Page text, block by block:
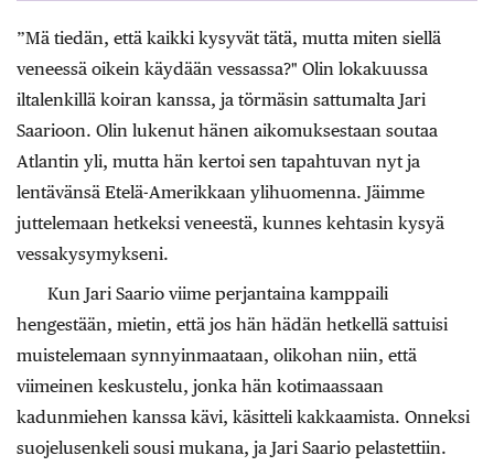
”Mä tiedän, että kaikki kysyvät tätä, mutta miten siellä
veneessä oikein käydään vessassa?" Olin lokakuussa
iltalenkillä koiran kanssa, ja törmäsin sattumalta Jari
Saarioon. Olin lukenut hänen aikomuksestaan soutaa
Atlantin yli, mutta hän kertoi sen tapahtuvan nyt ja
lentävänsä Etelä-Amerikkaan ylihuomenna. Jäimme
juttelemaan hetkeksi veneestä, kunnes kehtasin kysyä
vessakysymykseni.
Kun Jari Saario viime perjantaina kamppaili
hengestään, mietin, että jos hän hädän hetkellä sattuisi
muistelemaan synnyinmaataan, olikohan niin, että
viimeinen keskustelu, jonka hän kotimaassaan
kadunmiehen kanssa kävi, käsitteli kakkaamista. Onneksi
suojelusenkeli sousi mukana, ja Jari Saario pelastettiin.